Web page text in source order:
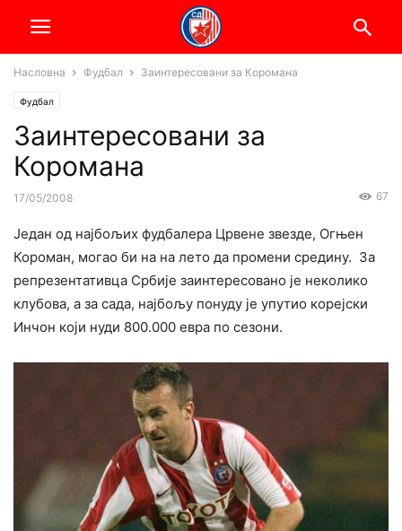
Насловна Фудбал Заинтересовани за Коромана
Фудбал
Заинтересовани за
Коромана
17/05/2008 67
Један од најбољих фудбалера Црвене звезде, Огњен
Короман, могао би на на лето да промени средину. За
репрезентативца Србије заинтересовано је неколико
клубова, а за сада, најбољу понуду је упутио корејски
Инчон који нуди 800.000 евра по сезони.